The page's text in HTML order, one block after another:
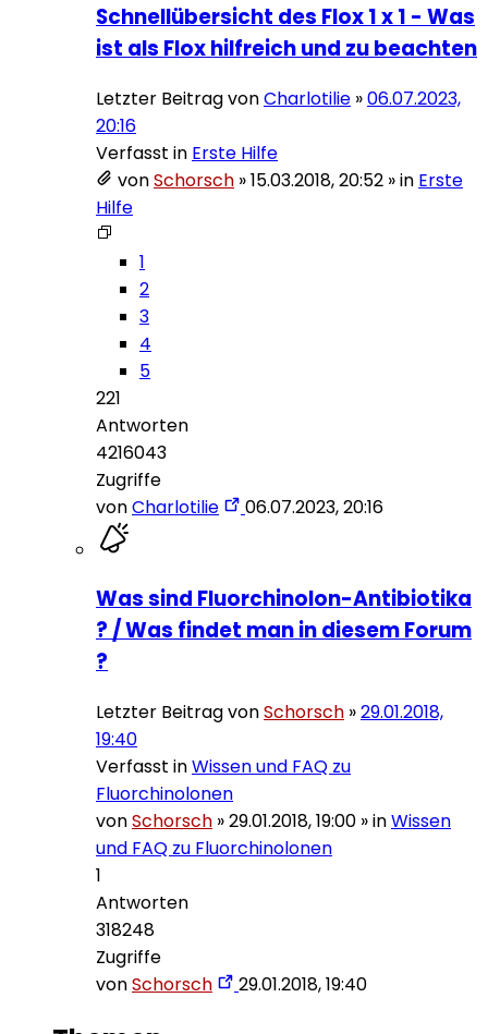
Schnellübersicht des Flox 1 x 1 - Was
ist als Flox hilfreich und zu beachten
Letzter Beitrag vonCharlotilie »06.07.2023,
20:16
Verfasst in Erste Hilfe
vonSchorsch »15.03.2018, 20:52 » in Erste
Hilfe
1
2
3
4
5
221
Antworten
4216043
Zugriffe
vonCharlotilie 06.07.2023, 20:16
Was sind Fluorchinolon-Antibiotika
? / Was findet man in diesem Forum
?
Letzter Beitrag vonSchorsch »29.01.2018,
19:40
Verfasst inWissen und FAQ zu
Fluorchinolonen
vonSchorsch »29.01.2018, 19:00 » inWissen
und FAQ zu Fluorchinolonen
1
Antworten
318248
Zugriffe
vonSchorsch 29.01.2018, 19:40